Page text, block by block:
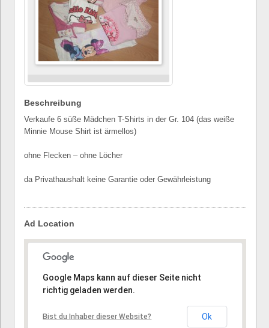
Beschreibung
Verkaufe 6 süße Mädchen T-Shirts in der Gr. 104 (das weiße
Minnie Mouse Shirt ist ärmellos)
ohne Flecken – ohne Löcher
da Privathaushalt keine Garantie oder Gewährleistung
Ad Location
Google Maps kann auf dieser Seite nicht
richtig geladen werden.
Bist du Inhaber dieser Website? Ok
Tut uns leid, die Adresse konnte nicht gefunden werden.